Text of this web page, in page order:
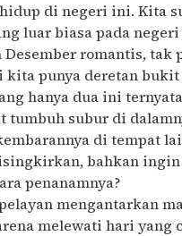
di negeri ini. Kita
luar biasa pada
romantis, tak
punya deretan
hanya dua ini
tumbuh subur di
di tempat
bahkan
penanamnya?
mengantarkan
melewati hari yang